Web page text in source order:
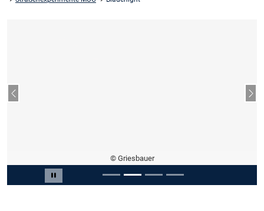
Carousel pausieren
© Griesbauer
Vorheriger Slide
Slide 2 von 4